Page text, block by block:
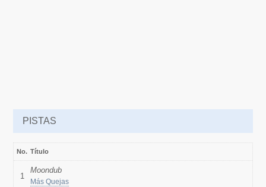
PISTAS
No. Título
1
Moondub
Más Quejas